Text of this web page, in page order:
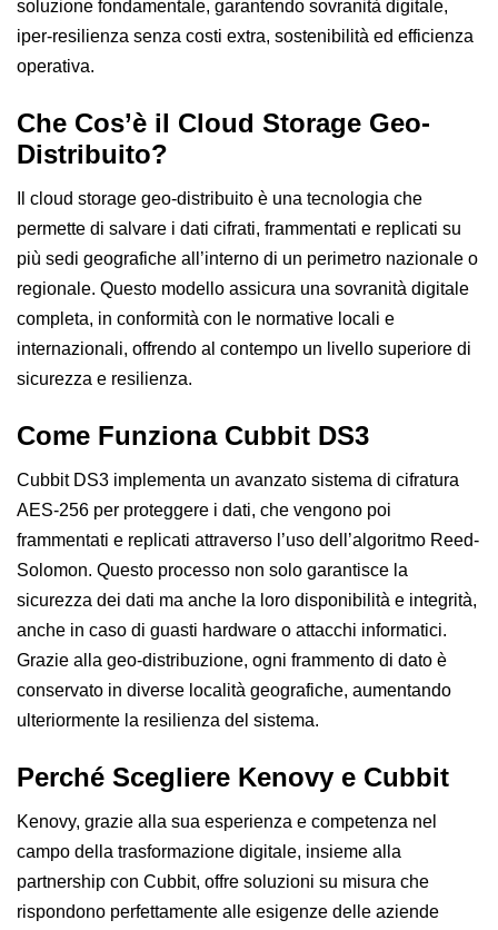
soluzione fondamentale, garantendo sovranità digitale,
iper-resilienza senza costi extra, sostenibilità ed efficienza
operativa.
Che Cos’è il Cloud Storage Geo-
Distribuito?
Il cloud storage geo-distribuito è una tecnologia che
permette di salvare i dati cifrati, frammentati e replicati su
più sedi geografiche all’interno di un perimetro nazionale o
regionale. Questo modello assicura una sovranità digitale
completa, in conformità con le normative locali e
internazionali, offrendo al contempo un livello superiore di
sicurezza e resilienza.
Come Funziona Cubbit DS3
Cubbit DS3 implementa un avanzato sistema di cifratura
AES-256 per proteggere i dati, che vengono poi
frammentati e replicati attraverso l’uso dell’algoritmo Reed-
Solomon. Questo processo non solo garantisce la
sicurezza dei dati ma anche la loro disponibilità e integrità,
anche in caso di guasti hardware o attacchi informatici.
Grazie alla geo-distribuzione, ogni frammento di dato è
conservato in diverse località geografiche, aumentando
ulteriormente la resilienza del sistema.
Perché Scegliere Kenovy e Cubbit
Kenovy, grazie alla sua esperienza e competenza nel
campo della trasformazione digitale, insieme alla
partnership con Cubbit, offre soluzioni su misura che
rispondono perfettamente alle esigenze delle aziende